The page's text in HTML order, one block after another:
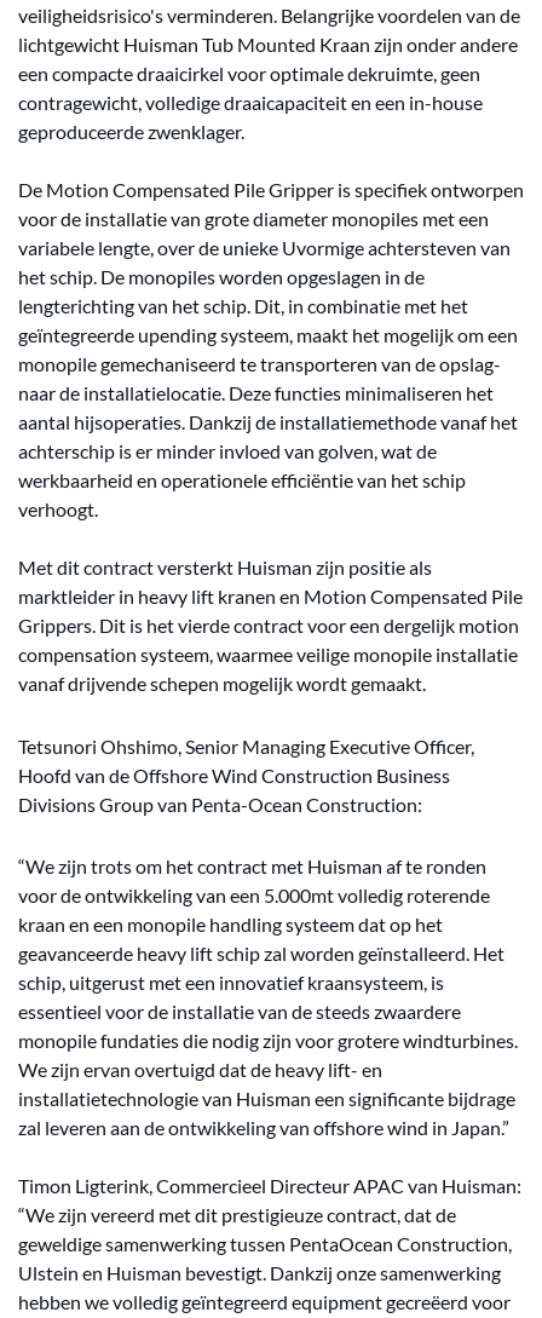
veiligheidsrisico's verminderen. Belangrijke voordelen van de
lichtgewicht Huisman Tub Mounted Kraan zijn onder andere
een compacte draaicirkel voor optimale dekruimte, geen
contragewicht, volledige draaicapaciteit en een in-house
geproduceerde zwenklager.
De Motion Compensated Pile Gripper is specifiek ontworpen
voor de installatie van grote diameter monopiles met een
variabele lengte, over de unieke Uvormige achtersteven van
het schip. De monopiles worden opgeslagen in de
lengterichting van het schip. Dit, in combinatie met het
geïntegreerde upending systeem, maakt het mogelijk om een
monopile gemechaniseerd te transporteren van de opslag-
naar de installatielocatie. Deze functies minimaliseren het
aantal hijsoperaties. Dankzij de installatiemethode vanaf het
achterschip is er minder invloed van golven, wat de
werkbaarheid en operationele efficiëntie van het schip
verhoogt.
Met dit contract versterkt Huisman zijn positie als
marktleider in heavy lift kranen en Motion Compensated Pile
Grippers. Dit is het vierde contract voor een dergelijk motion
compensation systeem, waarmee veilige monopile installatie
vanaf drijvende schepen mogelijk wordt gemaakt.
Tetsunori Ohshimo, Senior Managing Executive Officer,
Hoofd van de Offshore Wind Construction Business
Divisions Group van Penta-Ocean Construction:
“We zijn trots om het contract met Huisman af te ronden
voor de ontwikkeling van een 5.000mt volledig roterende
kraan en een monopile handling systeem dat op het
geavanceerde heavy lift schip zal worden geïnstalleerd. Het
schip, uitgerust met een innovatief kraansysteem, is
essentieel voor de installatie van de steeds zwaardere
monopile fundaties die nodig zijn voor grotere windturbines.
We zijn ervan overtuigd dat de heavy lift- en
installatietechnologie van Huisman een significante bijdrage
zal leveren aan de ontwikkeling van offshore wind in Japan.”
Timon Ligterink, Commercieel Directeur APAC van Huisman:
“We zijn vereerd met dit prestigieuze contract, dat de
geweldige samenwerking tussen PentaOcean Construction,
Ulstein en Huisman bevestigt. Dankzij onze samenwerking
hebben we volledig geïntegreerd equipment gecreëerd voor